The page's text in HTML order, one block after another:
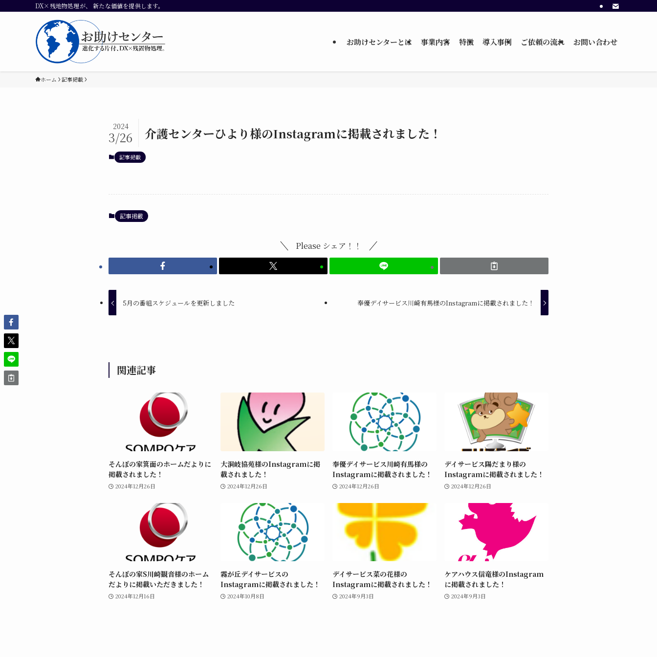
DX×残地物処理が、 新たな価値を提供します。
お助けセンターとは 事業内容 特徴 導入事例 ご依頼の流れ お問い合わせ
ホーム 記事掲載
介護センターひより様のInstagramに掲載されました！
2024
3/26
記事掲載
記事掲載
Please シェア！！
5月の番組スケジュールを更新しました 奉優デイサービス川崎有馬様のInstagramに掲載されました！
関連記事
そんぽの家箕面のホームだよりに
掲載されました！
2024年12月26日
大洞岐協苑様のInstagramに掲
載されました！
2024年12月26日
奉優デイサービス川崎有馬様の
Instagramに掲載されました！
2024年12月26日
デイサービス陽だまり様の
Instagramに掲載されました！
2024年12月26日
そんぽの家S川崎観音様のホーム
だよりに掲載いただきました！
2024年12月16日
霧が丘デイサービスの
Instagramに掲載されました！
2024年10月8日
デイサービス菜の花様の
Instagramに掲載されました！
2024年9月3日
ケアハウス信竜様のInstagram
に掲載されました！
2024年9月3日